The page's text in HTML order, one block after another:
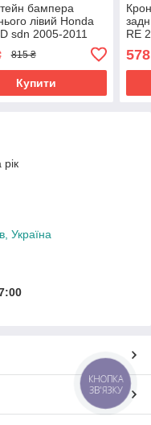
бампера
лівий Honda
sdn 2005-2011
815 ₴
Купити
RE
578
Україна
КНОПКА
ЗВ'ЯЗКУ